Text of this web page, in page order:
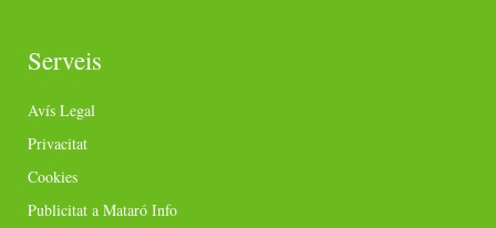
Serveis
Avís Legal
Privacitat
Cookies
Publicitat a Mataró Info